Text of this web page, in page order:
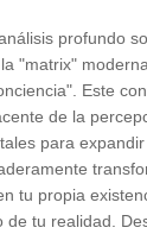
profundo
"matrix"
Este
de la
para
tu propia
de tu realidad.